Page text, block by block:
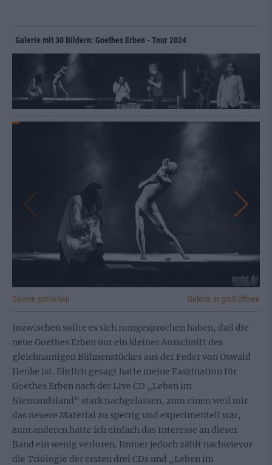
Galerie mit 30 Bildern: Goethes Erben - Tour 2024
Galerie schließen Galerie in groß öffnen
Inzwischen sollte es sich rumgesprochen haben, daß die
neue Goethes Erben nur ein kleiner Ausschnitt des
gleichnamigen Bühnenstückes aus der Feder von Oswald
Henke ist. Ehrlich gesagt hatte meine Faszination für
Goethes Erben nach der Live CD „Leben im
Niemandsland“ stark nachgelassen, zum einen weil mir
das neuere Material zu sperrig und experimentell war,
zum anderen hatte ich einfach das Interesse an dieser
Band ein wenig verloren. Immer jedoch zählt nachwievor
die Triologie der ersten drei CDs und „Leben im